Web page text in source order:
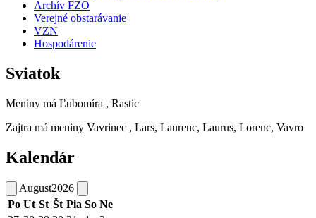
Archív FZO
Verejné obstarávanie
VZN
Hospodárenie
Sviatok
Meniny má Ľubomíra , Rastic
Zajtra má meniny Vavrinec , Lars, Laurenc, Laurus, Lorenc, Vavro
Kalendár
August2026
Po Ut St Št Pia So Ne